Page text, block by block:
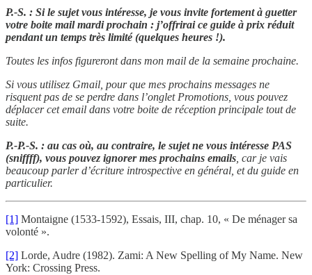
P.-S. : Si le sujet vous intéresse, je vous invite fortement à guetter
votre boite mail mardi prochain : j’offrirai ce guide à prix réduit
pendant un temps très limité (quelques heures !).
Toutes les infos figureront dans mon mail de la semaine prochaine.
Si vous utilisez Gmail, pour que mes prochains messages ne
risquent pas de se perdre dans l’onglet Promotions, vous pouvez
déplacer cet email dans votre boite de réception principale tout de
suite.
P.-P.-S. : au cas où, au contraire, le sujet ne vous intéresse PAS
(sniffff), vous pouvez ignorer mes prochains emails , car je vais
beaucoup parler d’écriture introspective en général, et du guide en
particulier.
[1] Montaigne (1533-1592), Essais, III, chap. 10, « De ménager sa
volonté ».
[2] Lorde, Audre (1982). Zami: A New Spelling of My Name. New
York: Crossing Press.